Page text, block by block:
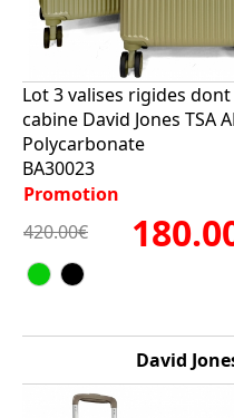
Lot 3 valises rigides dont
cabine David Jones TSA
Polycarbonate
BA30023
Promotion
420.00€
David